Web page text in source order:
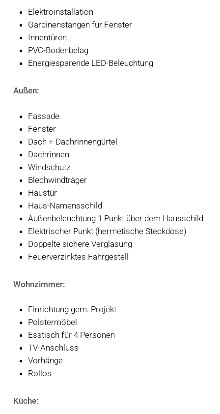
Elektroinstallation
Gardinenstangen für Fenster
Innentüren
PVC-Bodenbelag
Energiesparende LED-Beleuchtung
Außen:
Fassade
Fenster
Dach + Dachrinnengürtel
Dachrinnen
Windschutz
Blechwindträger
Haustür
Haus-Namensschild
Außenbeleuchtung 1 Punkt über dem Hausschild
Elektrischer Punkt (hermetische Steckdose)
Doppelte sichere Verglasung
Feuerverzinktes Fahrgestell
Wohnzimmer:
Einrichtung gem. Projekt
Polstermöbel
Esstisch für 4 Personen
TV-Anschluss
Vorhänge
Rollos
Küche: